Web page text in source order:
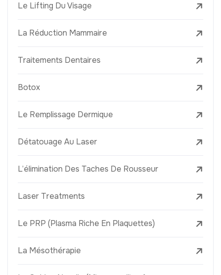
Le Lifting Du Visage
La Réduction Mammaire
Traitements Dentaires
Botox
Le Remplissage Dermique
Détatouage Au Laser
L’élimination Des Taches De Rousseur
Laser Treatments
Le PRP (Plasma Riche En Plaquettes)
La Mésothérapie